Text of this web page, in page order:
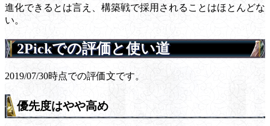
進化できるとは言え、構築戦で採用されることはほとんどな
い。
2Pickでの評価と使い道
2019/07/30時点での評価文です。
優先度はやや高め